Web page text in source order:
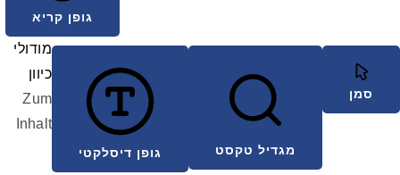
גופן קריא
סמן
מגדיל טקסט גופן דיסלקטי
מודולי
כיוון
Zum
Inhalt